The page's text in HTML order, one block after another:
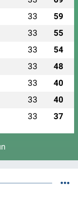
33 59
33 55
33 54
33 48
33 40
33 40
33 37